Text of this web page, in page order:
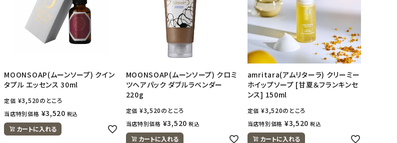
MOONSOAP(ムーンソープ) クイン
タプル エッセンス 30ml
定価 ¥3,520のところ
当店特別価格 ¥3,520 税込
カートに入れる
MOONSOAP(ムーンソープ) クロミ
ツヘアパック ダブルラベンダー
220g
定価 ¥3,520のところ
当店特別価格 ¥3,520 税込
カートに入れる
amritara(アムリターラ) クリーミー
ホイップソープ [甘夏＆フランキンセ
ンス] 150ml
定価 ¥3,520のところ
当店特別価格 ¥3,520 税込
カートに入れる